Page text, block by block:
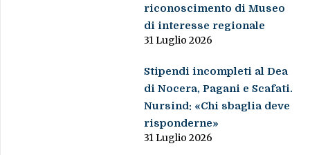
riconoscimento di Museo
di interesse regionale
31 Luglio 2026
Stipendi incompleti al Dea
di Nocera, Pagani e Scafati.
Nursind: «Chi sbaglia deve
risponderne»
31 Luglio 2026